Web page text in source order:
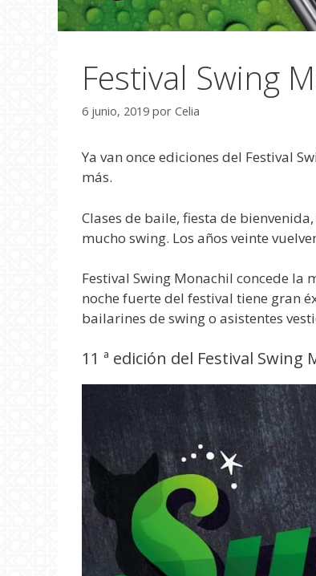
Festival Swing
6 junio, 2019 por Celia
Ya van once ediciones del Festival
más.
Clases de baile, fiesta de
mucho swing. Los años veinte
Festival Swing Monachil concede
noche fuerte del festival tiene gran
bailarines de swing o asistentes
11 ª edición del Festival Swing